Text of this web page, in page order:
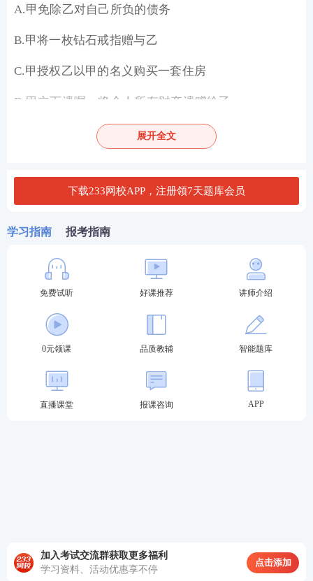
A.甲免除乙对自己所负的债务
B.甲将一枚钻石戒指赠与乙
C.甲授权乙以甲的名义购买一套住房
D.甲立下遗嘱，将个人所有财产遗赠给乙
查看答案
学霸笔记：《会计》学霸笔记丨《税法》学霸笔记丨
《财务成本管理》学霸笔记
资料：
注会思维导图、真题考点、计算公式、考
前必背知识点下载>>
免费题库： 模拟题在线刷
2023年注册会计师 估分摸底卷
（Ⅰ-Ⅱ）（符合2023
年新版教材
立即下载
展开全文
下载233网校APP，注册领7天题库会员
学习指南 报考指南
免费试听 好课推荐 讲师介绍
0元领课 品质教辅 智能题库
直播课堂 报课咨询 APP
加入考试交流群获取更多福利
学习资料、活动优惠享不停
点击添加